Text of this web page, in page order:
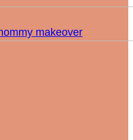
makeover